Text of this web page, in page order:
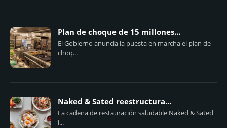
Plan de choque de 15 millones...
El Gobierno anuncia la puesta en marcha el plan de
choq...
Naked & Sated reestructura...
La cadena de restauración saludable Naked & Sated
i...